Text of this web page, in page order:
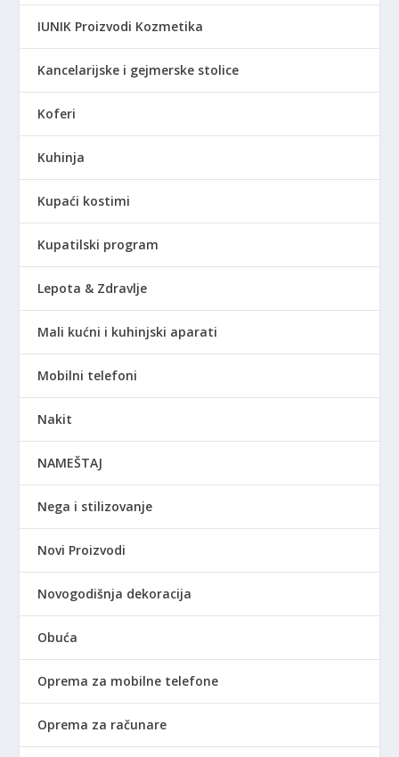
IUNIK Proizvodi Kozmetika
Kancelarijske i gejmerske stolice
Koferi
Kuhinja
Kupaći kostimi
Kupatilski program
Lepota & Zdravlje
Mali kućni i kuhinjski aparati
Mobilni telefoni
Nakit
NAMEŠTAJ
Nega i stilizovanje
Novi Proizvodi
Novogodišnja dekoracija
Obuća
Oprema za mobilne telefone
Oprema za računare